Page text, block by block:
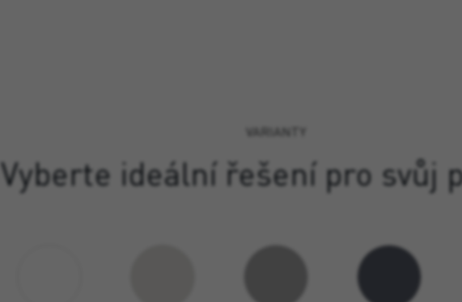
VARIANTY
Vyberte ideální řešení pro svůj